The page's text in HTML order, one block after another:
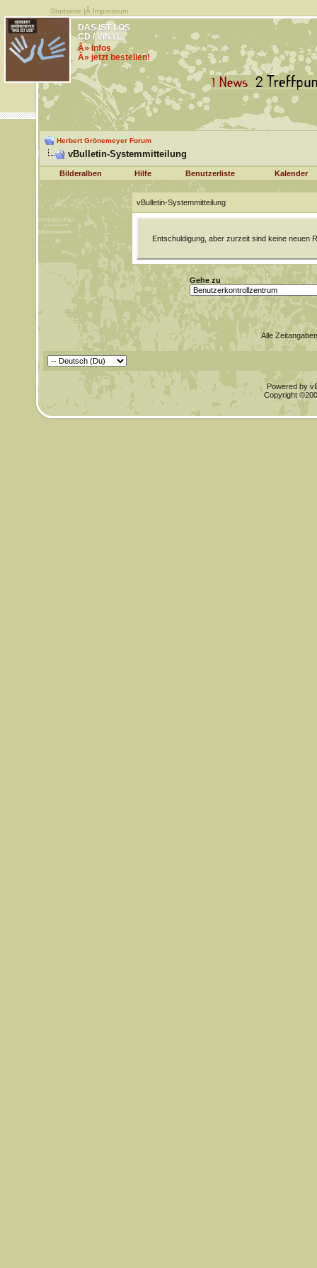
Startseite |Â Impressum
DAS IST LOS
CD / VINYL
Â» Infos
Â» jetzt bestellen!
Herbert Grönemeyer Forum
vBulletin-Systemmitteilung
Bilderalben Hilfe Benutzerliste Kalender
vBulletin-Systemmitteilung
Entschuldigung, aber zurzeit sind keine neuen
Gehe zu
Alle
Powered by
Copyright